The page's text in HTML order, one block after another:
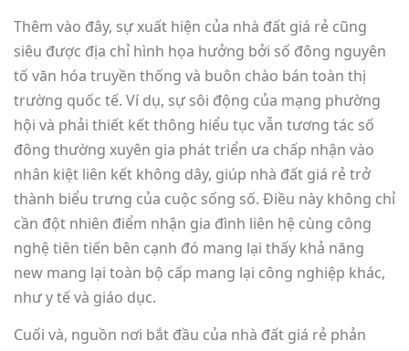
Thêm vào đây, sự xuất hiện của nhà đất giá rẻ cũng
siêu được địa chỉ hình họa hưởng bởi số đông nguyên
tố văn hóa truyền thống và buôn chào bán toàn thị
trường quốc tế. Ví dụ, sự sôi động của mạng phường
hội và phải thiết kết thông hiểu tục vẫn tương tác số
đông thường xuyên gia phát triển ưa chấp nhận vào
nhân kiệt liên kết không dây, giúp nhà đất giá rẻ trở
thành biểu trưng của cuộc sống số. Điều này không chỉ
cần đột nhiên điểm nhận gia đình liên hệ cùng công
nghệ tiên tiến bên cạnh đó mang lại thấy khả năng
new mang lại toàn bộ cấp mang lại công nghiệp khác,
như y tế và giáo dục.
Cuối và, nguồn nơi bắt đầu của nhà đất giá rẻ phản